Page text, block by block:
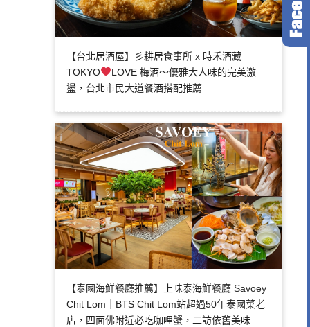
【台北居酒屋】彡耕居食事所 x 時禾酒藏
TOKYO
LOVE 梅酒～優雅大人味的完美激
盪，台北市民大道餐酒搭配推薦
【泰國海鮮餐廳推薦】上味泰海鮮餐廳 Savoey
Chit Lom｜BTS Chit Lom站超過50年泰國菜老
店，四面佛附近必吃咖哩蟹，二訪依舊美味